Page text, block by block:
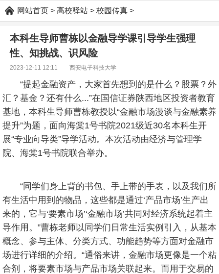
网站首页 > 高校驿站 > 校园传真 >
本科生导师曹栋以金融导学课引导学生强理
性、知挑战、识风险
2023-12-11 12:11 西安电子科技大学
“提起金融资产，大家首先想到的是什么？股票？外
汇？基金？还有什么...”在国信证券陕西地区投资者教育
基地，本科生导师曹栋教授以“金融市场漫谈与金融素养
提升”为题，面向海棠1号书院2021级近30名本科生开
展“专业向导类”导学活动。本次活动由经济与管理学
院、海棠1号书院联合举办。
“同学们身上背的书包、手上带的手表，以及我们所
有生活中用到的物品，这些都是通过‘产品市场’生产出
来的，它与‘要素市场’‘金融市场’共同对经济系统起着主
导作用。”曹栋老师以同学们日常生活实例引入，从基本
概念、参与主体、分类方式、功能趋势等方面对金融市
场进行详细的介绍。“通俗来讲，金融市场更像是一个粘
合剂，将要素市场与产品市场关联起来。而用于交易的